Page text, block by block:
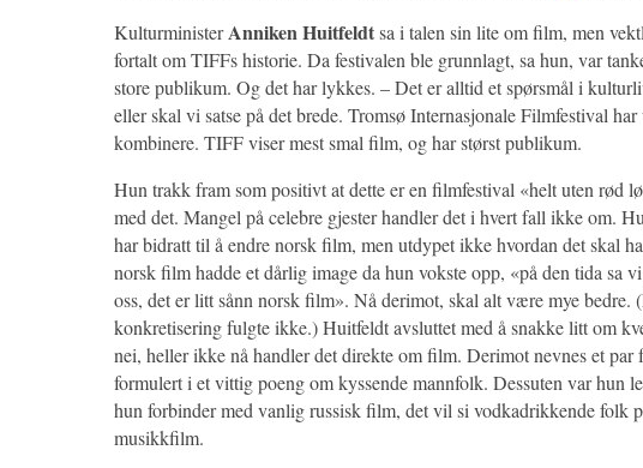
KulturministerAnniken Huitfeldtsa i talen sin lite om film, men
fortalt om TIFFs historie. Da festivalen ble grunnlagt, sa hun, var
store publikum. Og det har lykkes. – Det er alltid et spørsmål i
eller skal vi satse på det brede. Tromsø Internasjonale Filmfestival har
kombinere. TIFF viser mest smal film, og har størst publikum.
Hun trakk fram som positivt at dette er en filmfestival «helt uten rød
med det. Mangel på celebre gjester handler det i hvert fall ikke om.
har bidratt til å endre norsk film, men utdypet ikke hvordan det skal
norsk film hadde et dårlig image da hun vokste opp, «på den tida sa
oss, det er litt sånn norsk film». Nå derimot, skal alt være mye bedre.
konkretisering fulgte ikke.) Huitfeldt avsluttet med å snakke litt om
nei, heller ikke nå handler det direkte om film. Derimot nevnes et par
formulert i et vittig poeng om kyssende mannfolk. Dessuten var hun
hun forbinder med vanlig russisk film, det vil si vodkadrikkende folk
musikkfilm.